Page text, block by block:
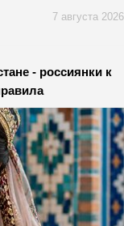
7 августа 2026
- россиянки к